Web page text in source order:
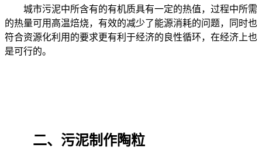
城市污泥中所含有的有机质具有一定的热值，过程中所需
的热量可用高温焙烧，有效的减少了能源消耗的问题，同时也
符合资源化利用的要求更有利于经济的良性循环，在经济上也
是可行的。
二、污泥制作陶粒